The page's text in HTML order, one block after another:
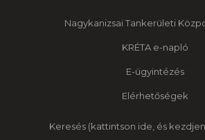
Nagykanizsai Tankerületi
KRÉTA e-napló
E-ügyintézés
Elérhetőségek
Keresés